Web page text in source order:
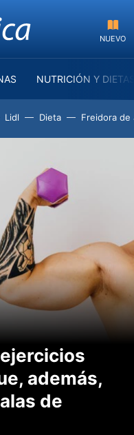
NUEVO
NUTRICIÓN Y
Lidl Dieta Freidora de
además,
de